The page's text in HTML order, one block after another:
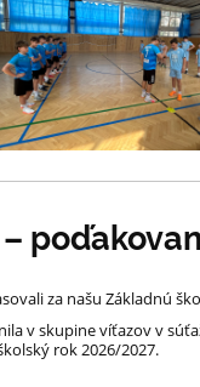
za našu Základnú
v skupine víťazov v
rok 2026/2027.